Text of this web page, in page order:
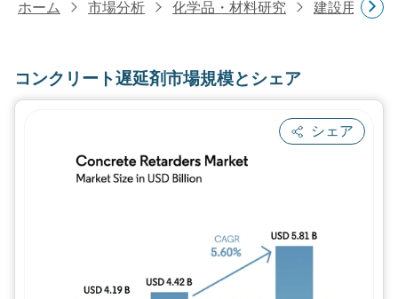
ホーム 市場分析 化学品・材料研究 建設用化学
コンクリート遅延剤市場規模とシェア
シェア